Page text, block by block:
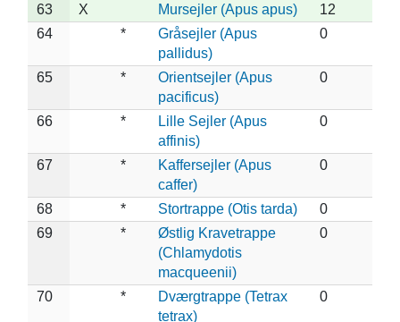
63 X Mursejler (Apus apus)
12
64
*
Gråsejler (Apus
pallidus)
0
65 *
Orientsejler (Apus
pacificus)
0
66 *
Lille Sejler (Apus
affinis)
0
67 *
Kaffersejler (Apus
caffer)
0
68 * Stortrappe (Otis tarda)
0
69
*
Østlig Kravetrappe
(Chlamydotis
macqueenii)
0
70 *
Dværgtrappe (Tetrax
tetrax)
0